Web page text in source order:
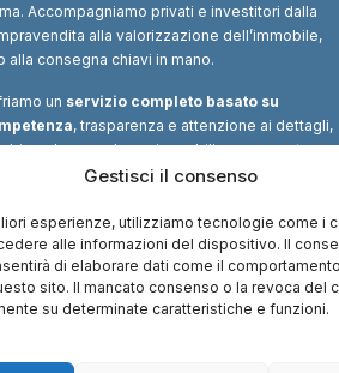
Gestisci il consenso
esperienze, utilizziamo tecnologie come i
alle informazioni del dispositivo. Il
di elaborare dati come il
sito. Il mancato consenso o la revoca del
su determinate caratteristiche e funzioni.
Accompagniamo privati e investitori dalla
alla valorizzazione dell’immobile,
alla consegna chiavi in mano.
un servizio completo basato su
, trasparenza e attenzione ai dettagli,
consulenza immobiliare, supporto
e soluzioni finanziarie.Un unico